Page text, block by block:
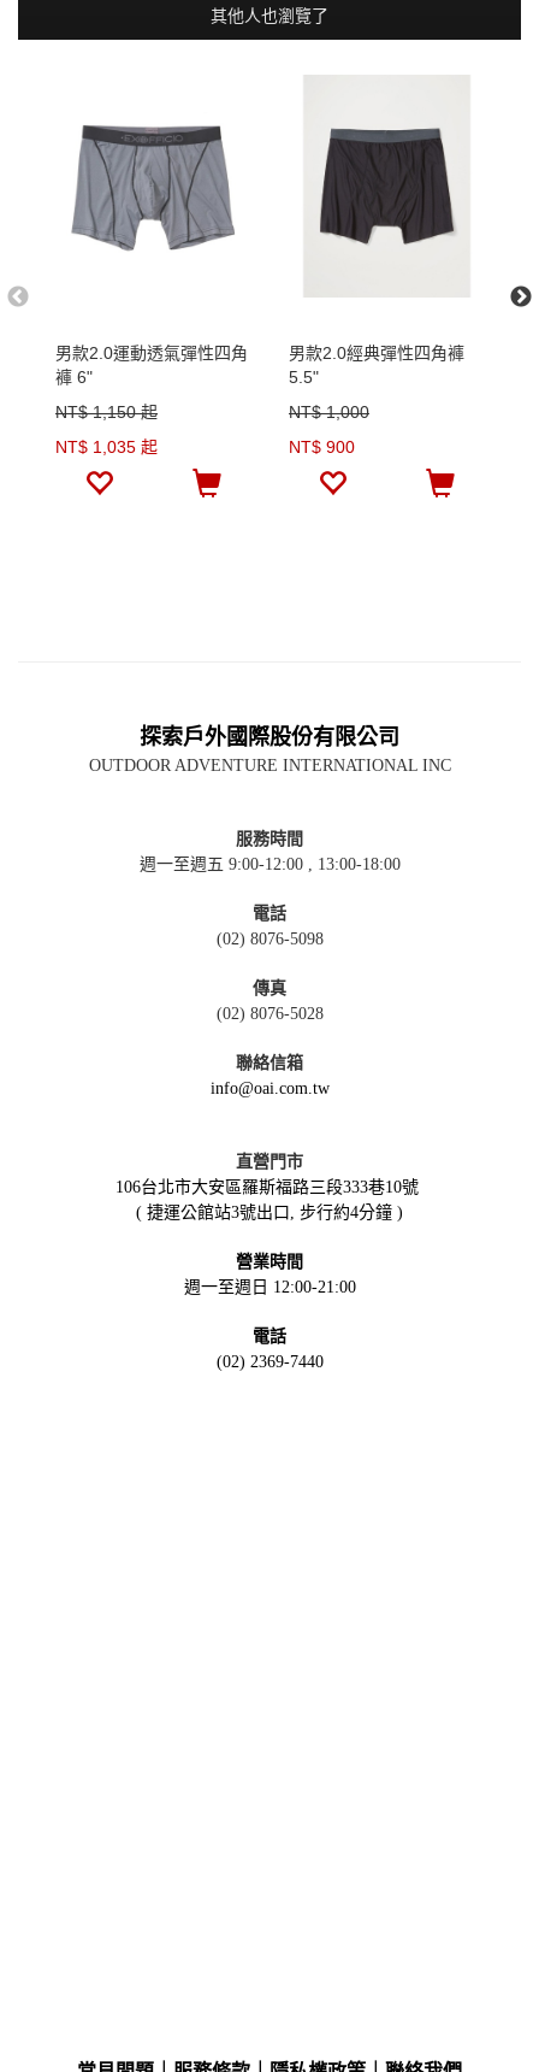
其他人也瀏覽了
男款2.0運動透氣彈性四角
褲 6"
NT$ 1,150 起
NT$ 1,035 起
男款2.0經典彈性四角褲
5.5"
NT$ 1,000
NT$ 900
探索戶外國際股份有限公司
OUTDOOR ADVENTURE INTERNATIONAL INC
服務時間
週一至週五 9:00-12:00 , 13:00-18:00
電話
(02) 8076-5098
傳真
(02) 8076-5028
聯絡信箱
info@oai.com.tw
直營門市
106台北市大安區羅斯福路三段333巷10號
( 捷運公館站3號出口, 步行約4分鐘 )
營業時間
週一至週日 12:00-21:00
電話
(02) 2369-7440